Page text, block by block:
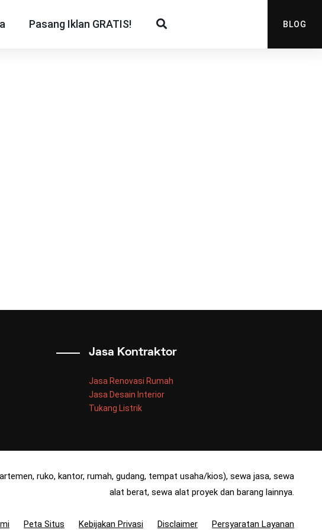
Pasang Iklan GRATIS! BLOG
Jasa Kontraktor
Jasa Renovasi Rumah
Jasa Desain Interior
Tukang Listrik
ruko, kantor, rumah, gudang, tempat usaha/kios), sewa jasa, sewa
alat berat, sewa alat proyek dan barang lainnya.
Peta Situs Kebijakan Privasi Disclaimer Persyaratan Layanan